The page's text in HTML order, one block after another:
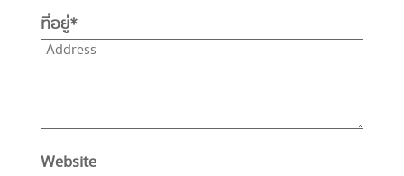
ที่อยู่*
Website